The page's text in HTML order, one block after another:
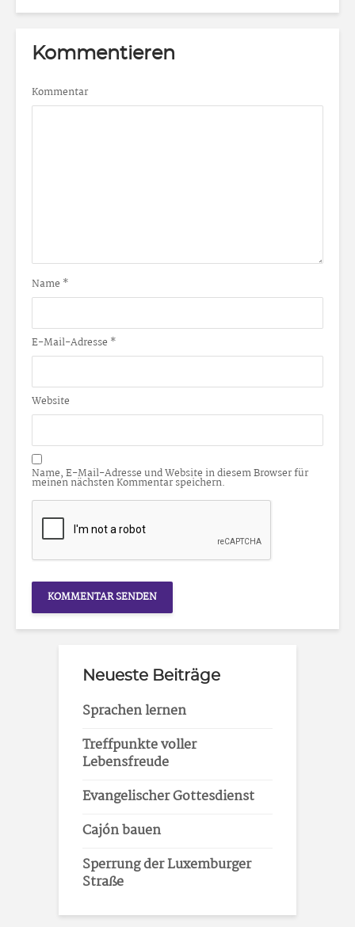
Kommentieren
Kommentar
Name *
E-Mail-Adresse *
Website
Name, E-Mail-Adresse und Website in diesem Browser für
meinen nächsten Kommentar speichern.
Neueste Beiträge
Sprachen lernen
Treffpunkte voller
Lebensfreude
Evangelischer Gottesdienst
Cajón bauen
Sperrung der Luxemburger
Straße